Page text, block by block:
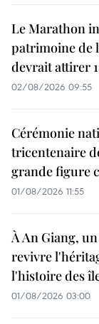
Le Marathon
patrimoine de
devrait attirer
02/08/2026 09:55
Cérémonie
tricentenaire
grande figure
01/08/2026 11:55
À An Giang,
revivre
l'histoire des
01/08/2026 03:00